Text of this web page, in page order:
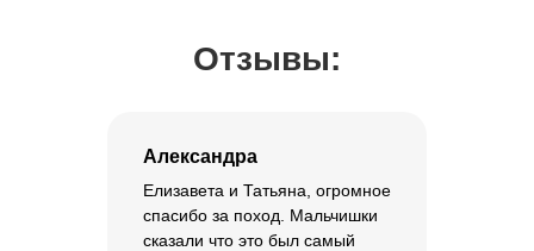
Отзывы:
Александра
Елизавета и Татьяна, огромное
спасибо за поход. Мальчишки
сказали что это был самый
Заполнить форму
Хотите задать дополнительные